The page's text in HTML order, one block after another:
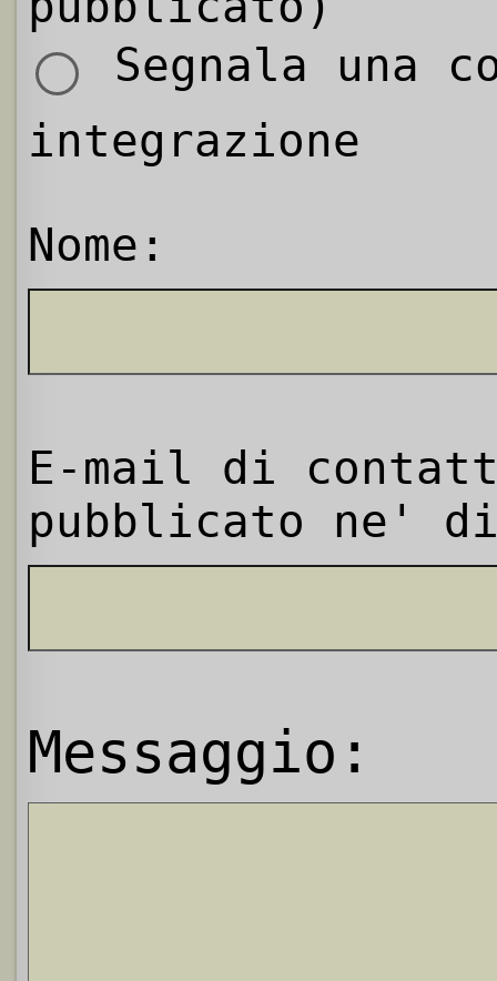
Segnala una
integrazione
Nome:
E-mail di
pubblicato ne'
Messaggio: